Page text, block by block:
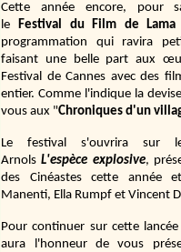
Cette année encore, pour
le Festival du Film de Lama
programmation qui ravira
faisant une belle part aux
Festival de Cannes avec des
entier. Comme l'indique la
vous aux "Chroniques d'un
Le festival s'ouvrira sur
Arnols L'espèce explosive,
des Cinéastes cette année
Manenti, Ella Rumpf et Vincent
Pour continuer sur cette
aura l'honneur de vous